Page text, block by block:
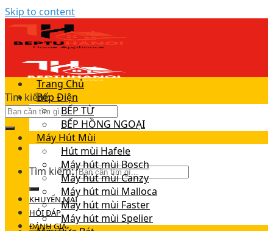
Skip to content
Tìm kiếm:
Tìm kiếm:
KHUYẾN MÃI
HỎI ĐÁP
ĐÁNH GIÁ
Trang Chủ
Bếp Điện
BẾP TỪ
BẾP HỒNG NGOẠI
Máy Hút Mùi
Hút mùi Hafele
Máy hút mùi Bosch
Máy hút mùi Canzy
Máy hút mùi Malloca
Máy hút mùi Faster
Máy hút mùi Spelier